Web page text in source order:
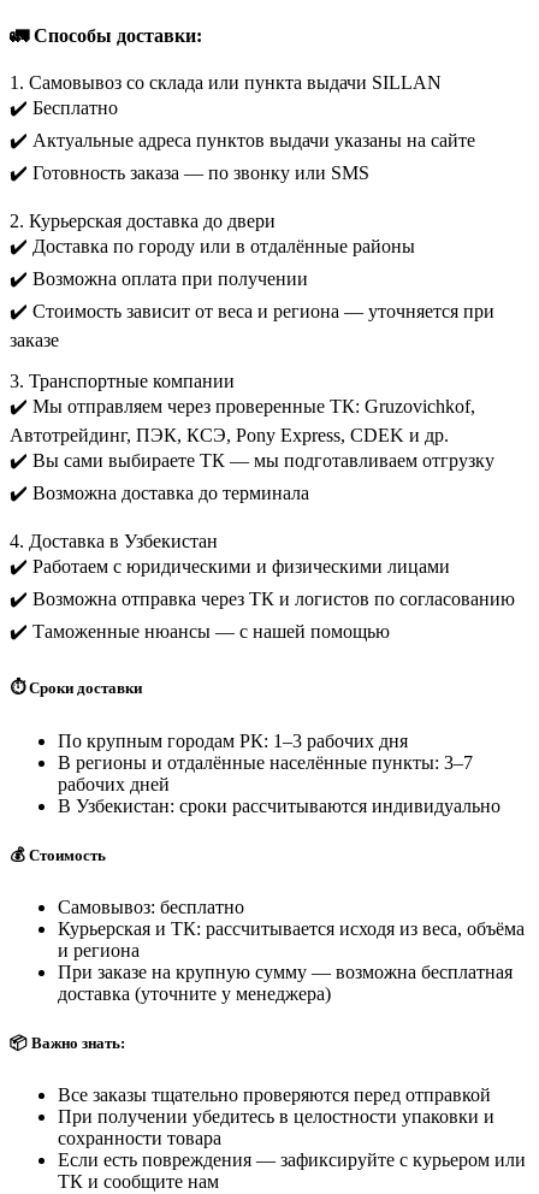
🚛 Способы доставки:
1. Самовывоз со склада или пункта выдачи SILLAN
✔️ Бесплатно
✔️ Актуальные адреса пунктов выдачи указаны на сайте
✔️ Готовность заказа — по звонку или SMS
2. Курьерская доставка до двери
✔️ Доставка по городу или в отдалённые районы
✔️ Возможна оплата при получении
✔️ Стоимость зависит от веса и региона — уточняется при
заказе
3. Транспортные компании
✔️ Мы отправляем через проверенные ТК: Gruzovichkof,
Автотрейдинг, ПЭК, КСЭ, Pony Express, CDEK и др.
✔️ Вы сами выбираете ТК — мы подготавливаем отгрузку
✔️ Возможна доставка до терминала
4. Доставка в Узбекистан
✔️ Работаем с юридическими и физическими лицами
✔️ Возможна отправка через ТК и логистов по согласованию
✔️ Таможенные нюансы — с нашей помощью
⏱️ Сроки доставки
По крупным городам РК: 1–3 рабочих дня
В регионы и отдалённые населённые пункты: 3–7
рабочих дней
В Узбекистан: сроки рассчитываются индивидуально
💰 Стоимость
Самовывоз: бесплатно
Курьерская и ТК: рассчитывается исходя из веса, объёма
и региона
При заказе на крупную сумму — возможна бесплатная
доставка (уточните у менеджера)
📦 Важно знать:
Все заказы тщательно проверяются перед отправкой
При получении убедитесь в целостности упаковки и
сохранности товара
Если есть повреждения — зафиксируйте с курьером или
ТК и сообщите нам